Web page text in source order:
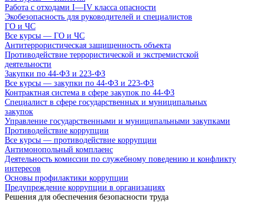
Работа с отходами I—IV класса опасности
Экобезопасность для руководителей и специалистов
ГО и ЧС
Все курсы — ГО и ЧС
Антитеррористическая защищенность объекта
Противодействие террористической и экстремистской
деятельности
Закупки по 44-ФЗ и 223-ФЗ
Все курсы — закупки по 44-ФЗ и 223-ФЗ
Контрактная система в сфере закупок по 44-ФЗ
Специалист в сфере государственных и муниципальных
закупок
Управление государственными и муниципальными закупками
Противодействие коррупции
Все курсы — противодействие коррупции
Антимонопольный комплаенс
Деятельность комиссии по служебному поведению и конфликту
интересов
Основы профилактики коррупции
Предупреждение коррупции в организациях
Решения для обеспечения безопасности труда